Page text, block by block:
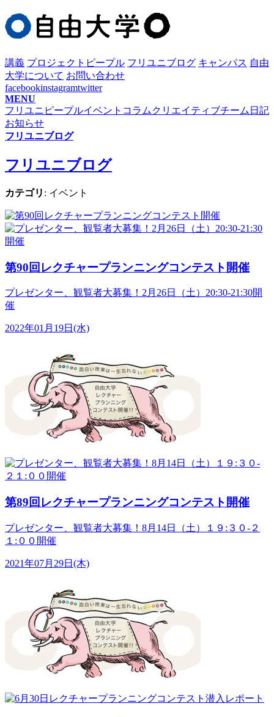
講義 プロジェクト ピープル フリユニブログ キャンパス 自由
大学について お問い合わせ
facebookinstagramtwitter
MENU
フリユニピープルイベント コラム クリエイティブチーム日記
お知らせ
フリユニブログ
フリユニブログ
カテゴリ : イベント
第90回レクチャープランニングコンテスト開催
プレゼンター、観覧者大募集！2月26日（土）20:30-21:30開
催
2022年01月19日(水)
第89回レクチャープランニングコンテスト開催
プレゼンター、観覧者大募集！8月14日（土）１９:３０-２
１:００開催
2021年07月29日(木)